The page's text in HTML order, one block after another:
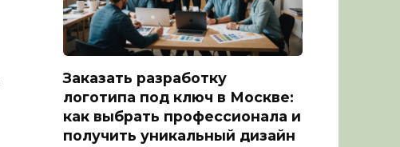
Заказать разработку
логотипа под ключ в Москве:
как выбрать профессионала и
получить уникальный дизайн